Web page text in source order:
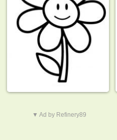
▼ Ad by Refinery89